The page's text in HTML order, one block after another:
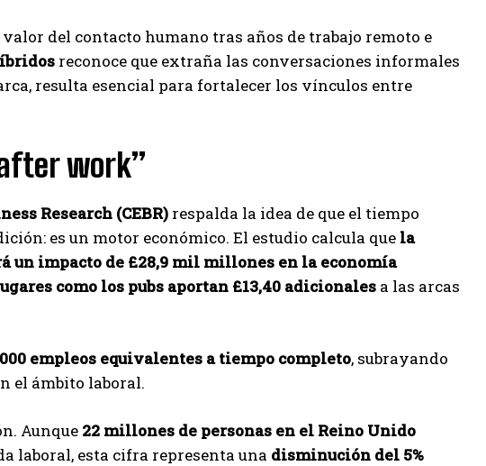
presencia
para
destaca
del contacto humano tras años de trabajo remoto e
reconoce que extraña las conversaciones informales
resulta esencial para fortalecer los vínculos entre
work”
Research (CEBR) respalda la idea de que el tiempo
es un motor económico. El estudio calcula que la
un impacto de £28,9 mil millones en la economía
como los pubs aportan £13,40 adicionales a las arcas
empleos equivalentes a tiempo completo, subrayando
el ámbito laboral.
Aunque 22 millones de personas en el Reino Unido
laboral, esta cifra representa una disminución del 5%